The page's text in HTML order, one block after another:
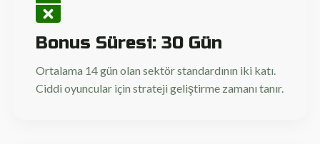
Bonus Süresi: 30 Gün
Ortalama 14 gün olan sektör standardının iki katı.
Ciddi oyuncular için strateji geliştirme zamanı tanır.